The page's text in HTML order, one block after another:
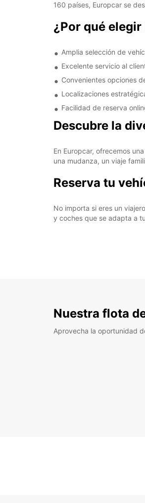
160 países, Europcar se
¿Por qué
Amplia selección de
Excelente servicio al
Convenientes opciones
Localizaciones
Facilidad de reserva
Descubre la
En Europcar, ofrecemos
una mudanza, un viaje
Reserva tu
No importa si eres un
y coches que se adapta a
Nuestra flota
Aprovecha la oportunidad